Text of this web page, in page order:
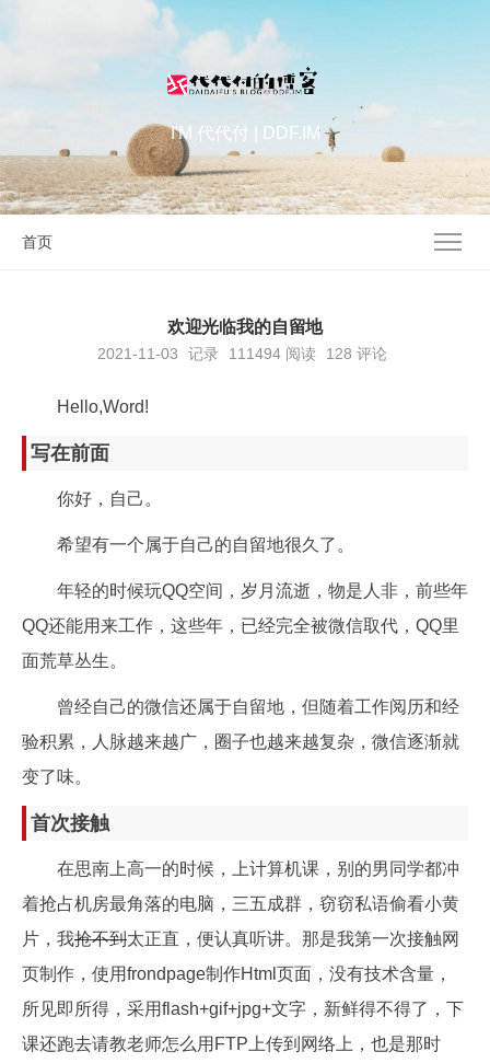
I'M 代代付 | DDF.IM
首页
欢迎光临我的自留地
2021-11-03 记录 111494 阅读 128 评论
Hello,Word!
写在前面
你好，自己。
希望有一个属于自己的自留地很久了。
年轻的时候玩QQ空间，岁月流逝，物是人非，前些年
QQ还能用来工作，这些年，已经完全被微信取代，QQ里
面荒草丛生。
曾经自己的微信还属于自留地，但随着工作阅历和经
验积累，人脉越来越广，圈子也越来越复杂，微信逐渐就
变了味。
首次接触
在思南上高一的时候，上计算机课，别的男同学都冲
着抢占机房最角落的电脑，三五成群，窃窃私语偷看小黄
片，我抢不到太正直，便认真听讲。那是我第一次接触网
页制作，使用frondpage制作Html页面，没有技术含量，
所见即所得，采用flash+gif+jpg+文字，新鲜得不得了，下
课还跑去请教老师怎么用FTP上传到网络上，也是那时